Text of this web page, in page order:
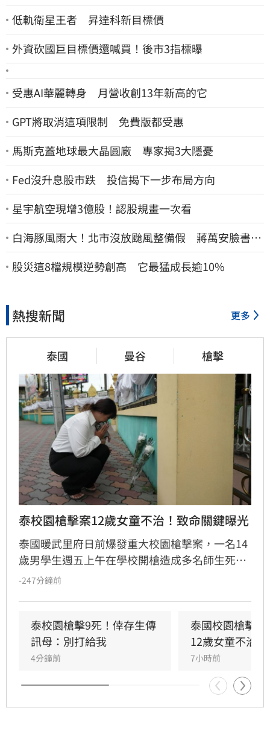
低軌衛星王者 昇達科新目標價
外資砍國巨目標價還喊買！後市3指標曝
受惠AI華麗轉身 月營收創13年新高的它
GPT將取消這項限制 免費版都受惠
馬斯克蓋地球最大晶圓廠 專家揭3大隱憂
Fed沒升息股市跌 投信揭下一步布局方向
星宇航空現增3億股！認股規畫一次看
白海豚風雨大！北市沒放颱風整備假 蔣萬安臉書遭
網友灌爆：標準在哪？
股災這8檔規模逆勢創高 它最猛成長逾10%
熱搜新聞 更多
泰國 曼谷 槍擊
泰校園槍擊案12歲女童不治！致命關鍵曝光
泰國暖武里府日前爆發重大校園槍擊案，一名14
歲男學生週五上午在學校開槍造成多名師生死
傷，之後舉槍自盡，且嫌犯被懷疑案發前已在家
生後，泰國總理阿努廷（Anutin Charnvirakul）
隨即承諾推動新的槍枝管制法律，未來擬限制一
般民眾攜帶槍枝，僅允許執勤中的政府官員持
-247分鐘前
泰校園槍擊9死！倖存生傳
訊母：別打給我
4分鐘前
泰國校園槍擊
12歲女童不治
7小時前